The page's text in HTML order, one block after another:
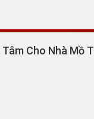
Cho Nhà Mồ